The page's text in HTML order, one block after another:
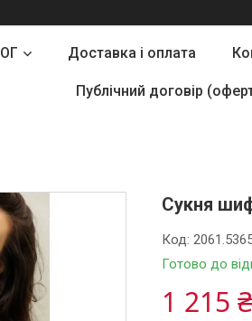
Доставка і оплата
Публічний договір
Сукня
Готово до
Код:
1 215 ₴